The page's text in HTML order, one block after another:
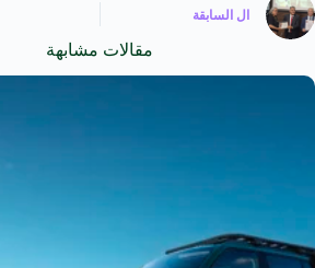
ال السابقة
مقالات مشابهة